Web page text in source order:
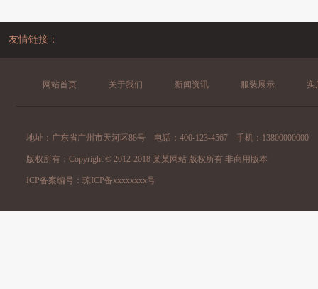
友情链接：
网站首页 关于我们 新闻资讯 服装展示 实
地址：广东省广州市天河区88号 电话：400-123-4567 手机：13800000000
版权所有：Copyright © 2012-2018 某某网站 版权所有 非商用版本
ICP备案编号： 琼ICP备xxxxxxxx号